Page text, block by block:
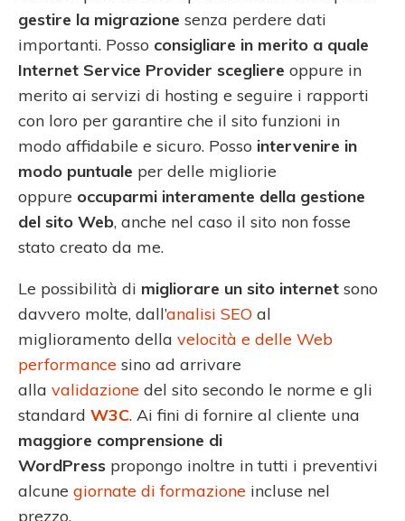
gestire la migrazione senza perdere dati
importanti. Posso consigliare in merito a quale
Internet Service Provider scegliere oppure in
merito ai servizi di hosting e seguire i rapporti
con loro per garantire che il sito funzioni in
modo affidabile e sicuro. Posso intervenire in
modo puntuale per delle migliorie
oppure occuparmi interamente della gestione
del sito Web, anche nel caso il sito non fosse
stato creato da me.
Le possibilità di migliorare un sito internet sono
davvero molte, dall’analisi SEO al
miglioramento della velocità e delle Web
performance sino ad arrivare
alla validazione del sito secondo le norme e gli
standard W3C. Ai fini di fornire al cliente una
maggiore comprensione di
WordPress propongo inoltre in tutti i preventivi
alcune giornate di formazione incluse nel
prezzo.